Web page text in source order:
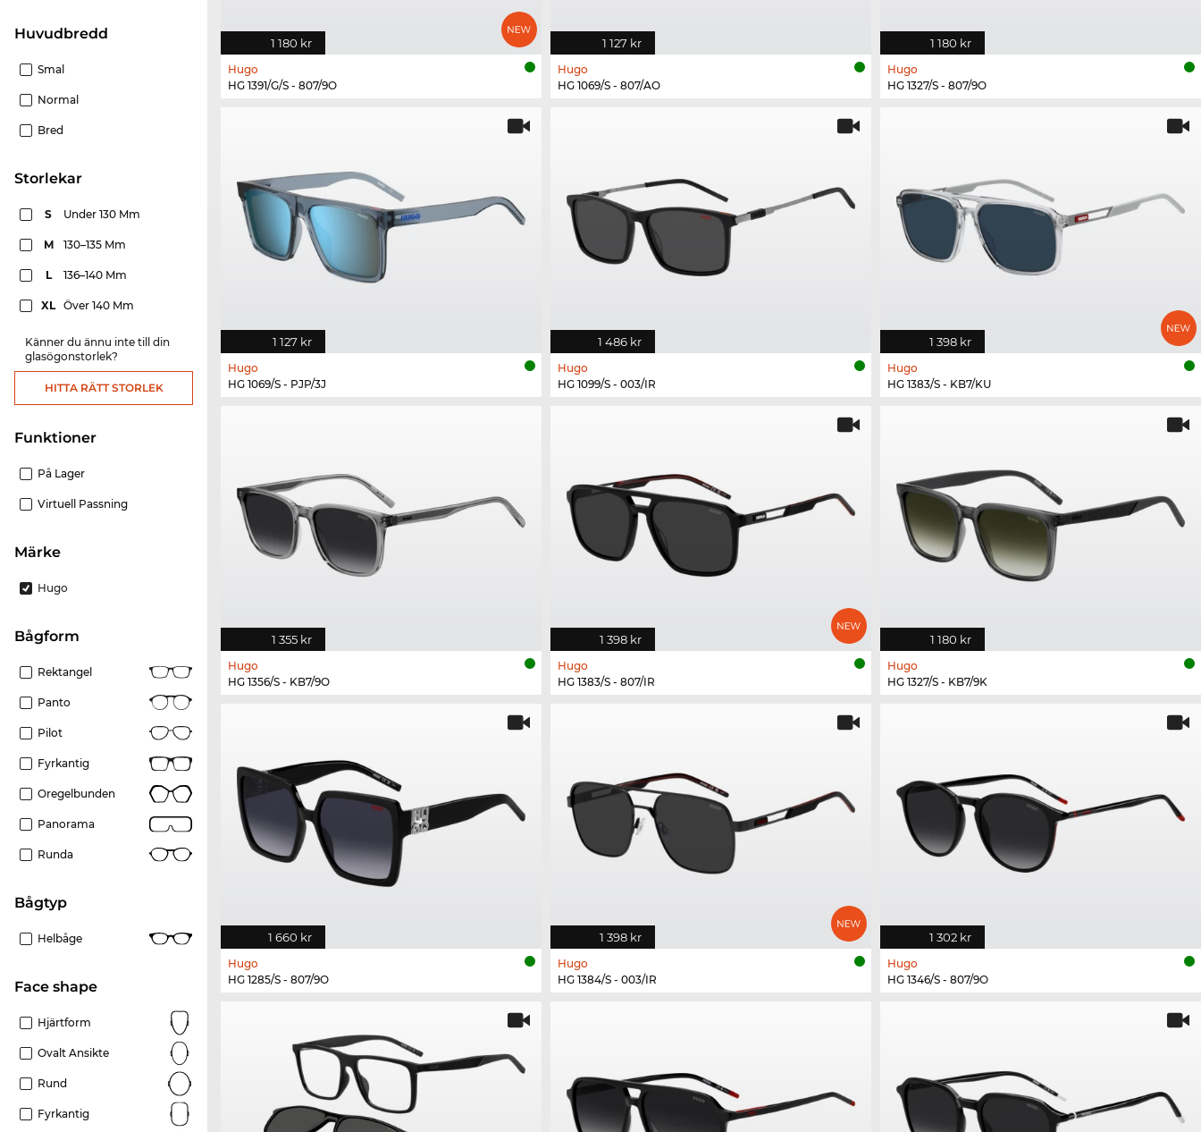
Huvudbredd
Smal
Normal
Bred
Storlekar
S Under 130 Mm
M 130–135 Mm
L 136–140 Mm
XL Över 140 Mm
Känner du ännu inte till din
glasögonstorlek?
HITTA RÄTT STORLEK
Funktioner
På Lager
Virtuell Passning
Märke
Hugo
bågform
Rektangel
Panto
Pilot
Fyrkantig
Oregelbunden
Panorama
Runda
Bågtyp
Helbåge
Face shape
Hjärtform
Ovalt Ansikte
Rund
Fyrkantig
1 180 kr
Hugo
HG 1391/G/S - 807/9O
1 127 kr
Hugo
HG 1069/S - 807/AO
1 180 kr
Hugo
HG 1327/S - 807/9O
1 127 kr
Hugo
HG 1069/S - PJP/3J
1 486 kr
Hugo
HG 1099/S - 003/IR
1 398 kr
Hugo
HG 1383/S - KB7/KU
1 355 kr
Hugo
HG 1356/S - KB7/9O
1 398 kr
Hugo
HG 1383/S - 807/IR
1 180 kr
Hugo
HG 1327/S - KB7/9K
1 660 kr
Hugo
HG 1285/S - 807/9O
1 398 kr
Hugo
HG 1384/S - 003/IR
1 302 kr
Hugo
HG 1346/S - 807/9O